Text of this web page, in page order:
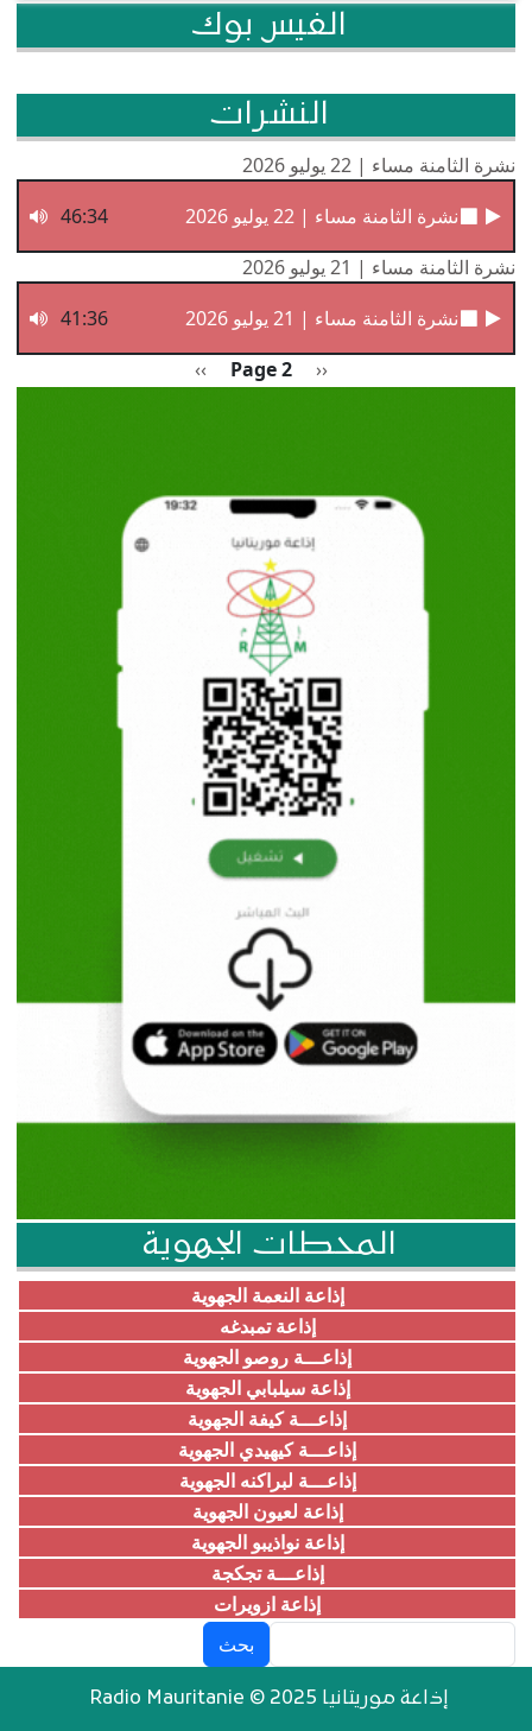
الفيس بوك
النشرات
نشرة الثامنة مساء | 22 يوليو 2026
نشرة الثامنة مساء | 22 يوليو 2026
46:34
نشرة الثامنة مساء | 21 يوليو 2026
نشرة الثامنة مساء | 21 يوليو 2026
41:36
Previous page
‹‹
Page 2 الصفحة التالية
››
المحطات الجهوية
إذاعة النعمة الجهوية
إذاعة تمبدغه
إذاعـــة روصو الجهوية
إذاعة سيلبابي الجهوية
إذاعـــة كيفة الجهوية
إذاعـــة كيهيدي الجهوية
إذاعـــة لبراكنه الجهوية
إذاعة لعيون الجهوية
إذاعة نواذيبو الجهوية
إذاعـــة تجكجة
إذاعة ازويرات
بحث
إذاعة موريتانيا Radio Mauritanie © 2025